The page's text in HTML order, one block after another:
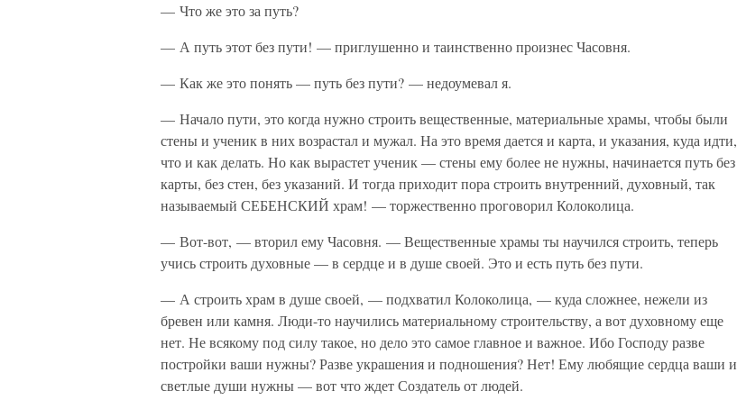
— Что же это за путь?
— А путь этот без пути! — приглушенно и таинственно произнес Часовня.
— Как же это понять — путь без пути? — недоумевал я.
— Начало пути, это когда нужно строить вещественные, материальные храмы, чтобы были
стены и ученик в них возрастал и мужал. На это время дается и карта, и указания, куда идти,
что и как делать. Но как вырастет ученик — стены ему более не нужны, начинается путь без
карты, без стен, без указаний. И тогда приходит пора строить внутренний, духовный, так
называемый СЕБЕНСКИЙ храм! — торжественно проговорил Колоколица.
— Вот-вот, — вторил ему Часовня. — Вещественные храмы ты научился строить, теперь
учись строить духовные — в сердце и в душе своей. Это и есть путь без пути.
— А строить храм в душе своей, — подхватил Колоколица, — куда сложнее, нежели из
бревен или камня. Люди-то научились материальному строительству, а вот духовному еще
нет. Не всякому под силу такое, но дело это самое главное и важное. Ибо Господу разве
постройки ваши нужны? Разве украшения и подношения? Нет! Ему любящие сердца ваши и
светлые души нужны — вот что ждет Создатель от людей.